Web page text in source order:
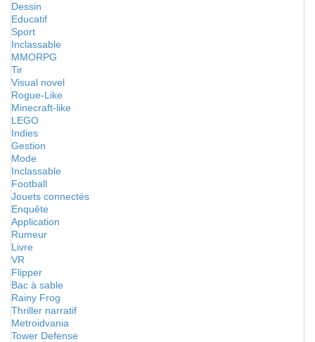
Dessin
Educatif
Sport
Inclassable
MMORPG
Tir
Visual novel
Rogue-Like
Minecraft-like
LEGO
Indies
Gestion
Mode
Inclassable
Football
Jouets connectés
Enquête
Application
Rumeur
Livre
VR
Flipper
Bac à sable
Rainy Frog
Thriller narratif
Metroidvania
Tower Defense